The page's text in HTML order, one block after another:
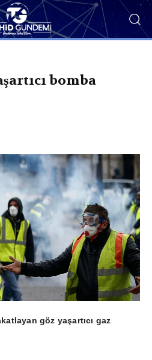
bomba
göz yaşartıcı gaz